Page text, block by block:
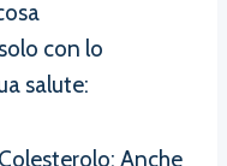
con lo
salute:
Anche